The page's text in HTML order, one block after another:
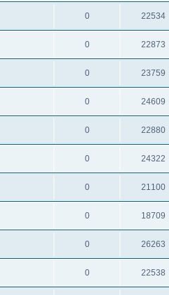
0 22534
0 22873
0 23759
0 24609
0 22880
0 24322
0 21100
0 18709
0 26263
0 22538